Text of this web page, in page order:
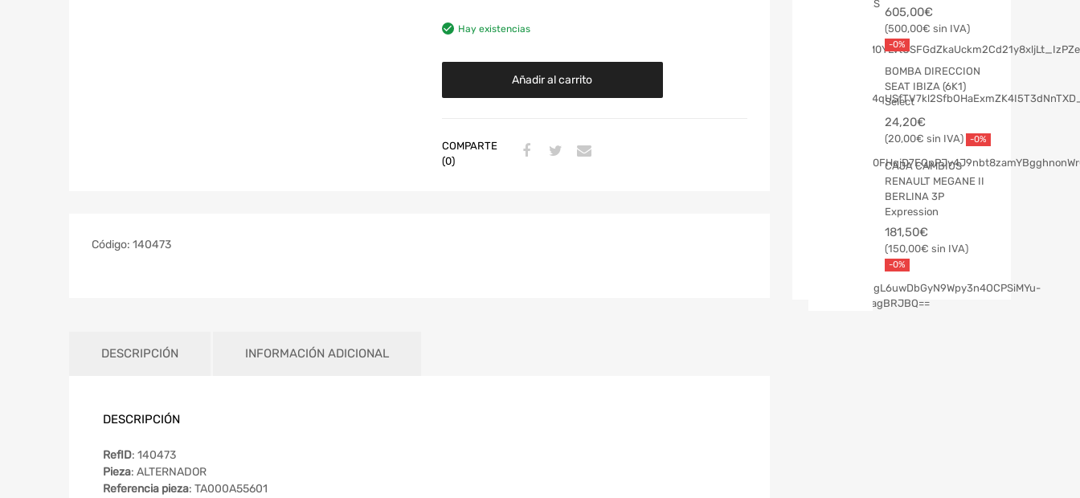
Hay existencias
Añadir al carrito
COMPARTE
(0)
Código: 140473
DESCRIPCIÓN INFORMACIÓN ADICIONAL
DESCRIPCIÓN
RefID: 140473
Pieza: ALTERNADOR
Referencia pieza: TA000A55601
605,00€
500,00€
-0%
BOMBA DIRECCION
SEAT IBIZA (6K1)
Select
24,20€
20,00€ -0%
CAJA CAMBIOS
RENAULT MEGANE II
BERLINA 3P
Expression
181,50€
150,00€
-0%